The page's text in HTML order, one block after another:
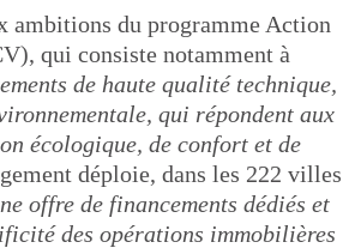
ambitions du programme Action
qui consiste notamment à
de haute qualité technique,
qui répondent aux
écologique, de confort et de
déploie, dans les 222 villes
offre de financements dédiés et
des opérations immobilières